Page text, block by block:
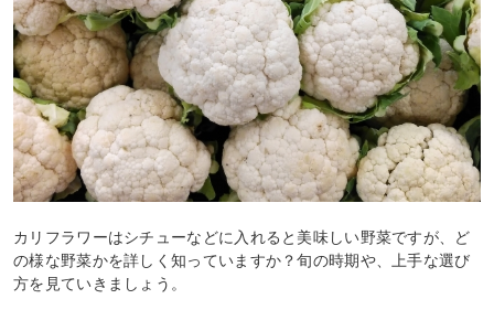
カリフラワーはシチューなどに入れると美味しい野菜ですが、ど
の様な野菜かを詳しく知っていますか？旬の時期や、上手な選び
方を見ていきましょう。